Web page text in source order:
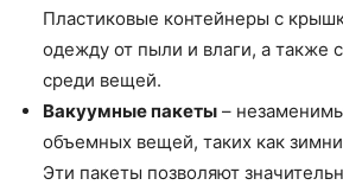
Пластиковые контейнеры с
одежду от пыли и влаги, а также
среди вещей.
Вакуумные пакеты –
объемных вещей, таких как
Эти пакеты позволяют